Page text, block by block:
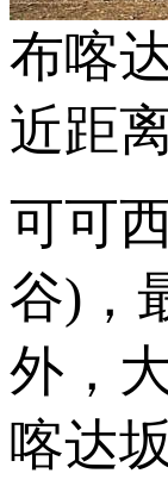
布喀
近距
可可
谷)，
外，
喀达